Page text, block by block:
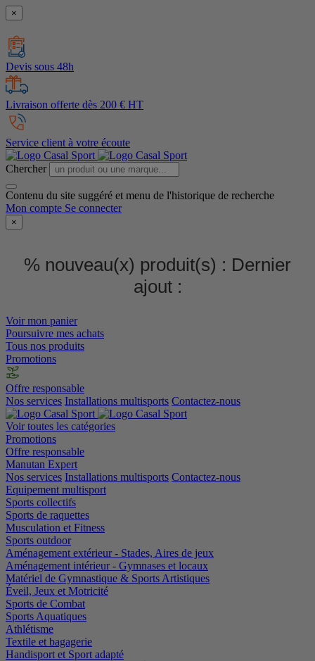
×
Devis sous 48h
Livraison offerte dès 200 € HT
Service client à votre écoute
Chercher
Contenu du site suggéré et menu de l'historique de recherche
Mon compte Se connecter
×
% nouveau(x) produit(s) : Dernier
ajout :
Voir mon panier
Poursuivre mes achats
Tous nos produits
Promotions
Offre responsable
Nos services Installations multisports Contactez-nous
Voir toutes les catégories
Promotions
Offre responsable
Manutan Expert
Nos services Installations multisports Contactez-nous
Equipement multisport
Sports collectifs
Sports de raquettes
Musculation et Fitness
Sports outdoor
Aménagement extérieur - Stades, Aires de jeux
Aménagement intérieur - Gymnases et locaux
Matériel de Gymnastique & Sports Artistiques
Éveil, Jeux et Motricité
Sports de Combat
Sports Aquatiques
Athlétisme
Textile et bagagerie
Handisport et Sport adapté